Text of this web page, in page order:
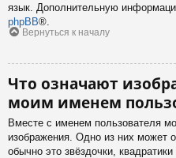
язык. Дополнительную
phpBB®.
Вернуться к началу
Что означают
моим именем
Вместе с именем пользователя
изображения. Одно из них может
обычно это звёздочки,